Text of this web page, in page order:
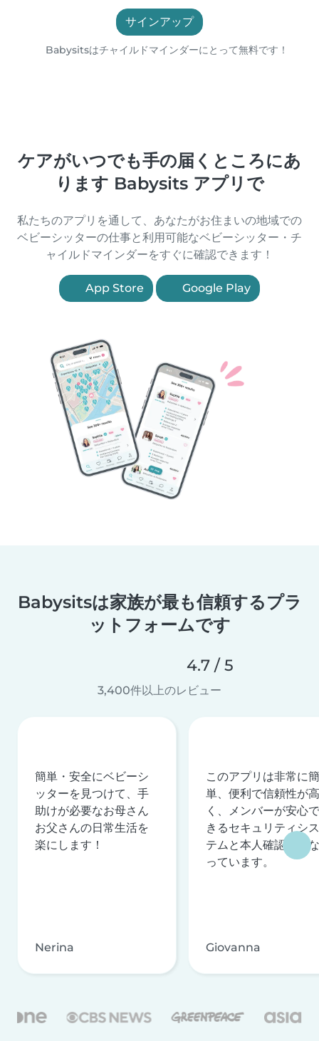
サインアップ
Babysitsはチャイルドマインダーにとって無料です！
ケアがいつでも手の届くところにあ
ります Babysits アプリで
私たちのアプリを通して、あなたがお住まいの地域での
ベビーシッターの仕事と利用可能なベビーシッター・チ
ャイルドマインダーをすぐに確認できます！
App Store Google Play
Babysitsは家族が最も信頼するプラ
ットフォームです
4.7 / 5
3,400件以上のレビュー
簡単・安全にベビーシ
ッターを見つけて、手
助けが必要なお母さん
お父さんの日常生活を
楽にします！
Nerina
このアプリは非常に簡
単、便利で信頼性が高
く、メンバーが安心で
きるセキュリティシス
テムと本人確認を行な
っています。
Giovanna